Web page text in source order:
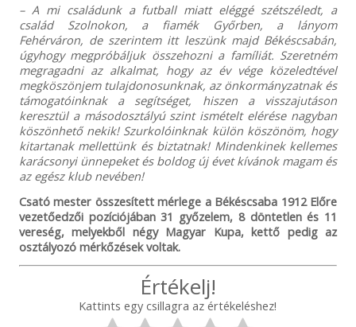
– A mi családunk a futball miatt eléggé szétszéledt, a
család Szolnokon, a fiamék Győrben, a lányom
Fehérváron, de szerintem itt leszünk majd Békéscsabán,
úgyhogy megpróbáljuk összehozni a famíliát. Szeretném
megragadni az alkalmat, hogy az év vége közeledtével
megköszönjem tulajdonosunknak, az önkormányzatnak és
támogatóinknak a segítséget, hiszen a visszajutáson
keresztül a másodosztályú szint ismételt elérése nagyban
köszönhető nekik! Szurkolóinknak külön köszönöm, hogy
kitartanak mellettünk és biztatnak! Mindenkinek kellemes
karácsonyi ünnepeket és boldog új évet kívánok magam és
az egész klub nevében!
Csató mester összesített mérlege a Békéscsaba 1912 Előre
vezetőedzői pozíciójában 31 győzelem, 8 döntetlen és 11
vereség, melyekből négy Magyar Kupa, kettő pedig az
osztályozó mérkőzések voltak.
Értékelj!
Kattints egy csillagra az értékeléshez!